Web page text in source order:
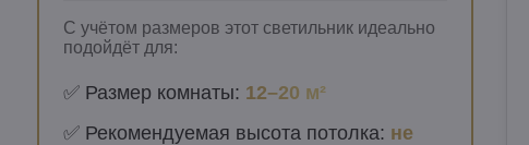
С учётом размеров этот светильник идеально
подойдёт для:
✅ Размер комнаты: 12–20 м²
✅ Рекомендуемая высота потолка: не